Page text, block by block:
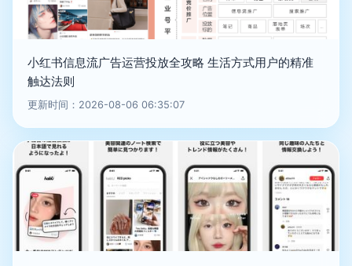
小红书信息流广告运营投放全攻略 生活方式用户的精准
触达法则
更新时间：2026-08-06 06:35:07